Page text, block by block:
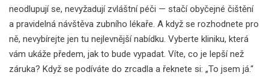
neodlupují se, nevyžadují zvláštní péči — stačí obyčejné čištění
a pravidelná návštěva zubního lékaře. A když se rozhodnete pro
ně, nevybírejte jen tu nejlevnější nabídku. Vyberte kliniku, která
vám ukáže předem, jak to bude vypadat. Víte, co je lepší než
záruka? Když se podíváte do zrcadla a řeknete si: „To jsem já.“